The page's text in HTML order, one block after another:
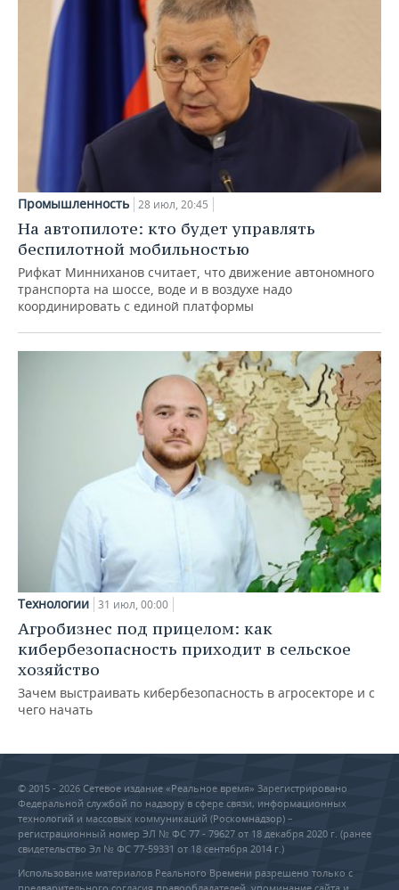
Промышленность 28 июл, 20:45
На автопилоте: кто будет управлять
беспилотной мобильностью
Рифкат Минниханов считает, что движение автономного
транспорта на шоссе, воде и в воздухе надо
координировать с единой платформы
Технологии 31 июл, 00:00
Агробизнес под прицелом: как
кибербезопасность приходит в сельское
хозяйство
Зачем выстраивать кибербезопасность в агросекторе и с
чего начать
© 2015 - 2026 Сетевое издание «Реальное время» Зарегистрировано
Федеральной службой по надзору в сфере связи, информационных
технологий и массовых коммуникаций (Роскомнадзор) –
регистрационный номер ЭЛ № ФС 77 - 79627 от 18 декабря 2020 г. (ранее
свидетельство Эл № ФС 77-59331 от 18 сентября 2014 г.)
Использование материалов Реального Времени разрешено только с